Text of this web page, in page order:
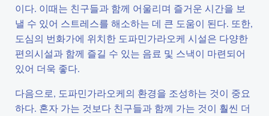
이다. 이때는 친구들과 함께 어울리며 즐거운 시간을 보
낼 수 있어 스트레스를 해소하는 데 큰 도움이 된다. 또한,
도심의 번화가에 위치한 도파민가라오케 시설은 다양한
편의시설과 함께 즐길 수 있는 음료 및 스낵이 마련되어
있어 더욱 좋다.
다음으로, 도파민가라오케의 환경을 조성하는 것이 중요
하다. 혼자 가는 것보다 친구들과 함께 가는 것이 훨씬 더